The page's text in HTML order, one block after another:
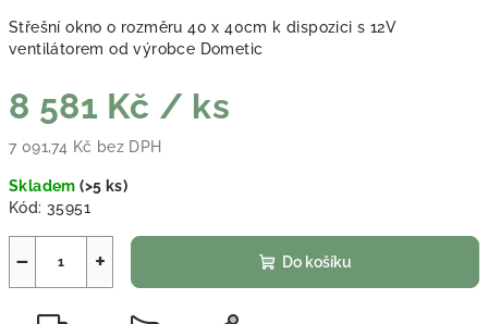
Střešní okno o rozměru 40 x 40cm k dispozici s 12V
ventilátorem od výrobce Dometic
8 581 Kč / ks
7 091,74 Kč bez DPH
Skladem(>5 ks)
Kód: 35951
+
− Do košíku